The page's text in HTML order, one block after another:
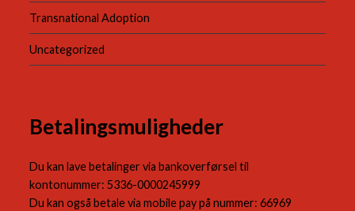
Transnational Adoption
Uncategorized
Betalingsmuligheder
Du kan lave betalinger via bankoverførsel til
kontonummer: 5336-0000245999
Du kan også betale via mobile pay på nummer: 66969